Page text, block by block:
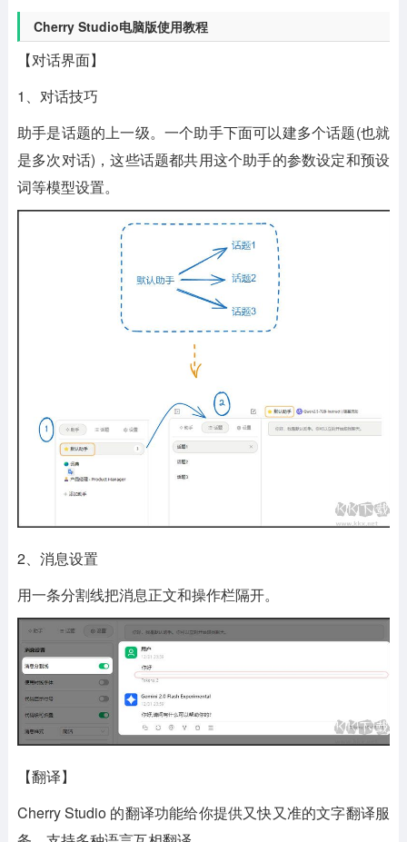
Cherry Studio电脑版使用教程
【对话界面】
1、对话技巧
助手是话题的上一级。一个助手下面可以建多个话题(也就
是多次对话)，这些话题都共用这个助手的参数设定和预设
词等模型设置。
2、消息设置
用一条分割线把消息正文和操作栏隔开。
【翻译】
Cherry Studio 的翻译功能给你提供又快又准的文字翻译服